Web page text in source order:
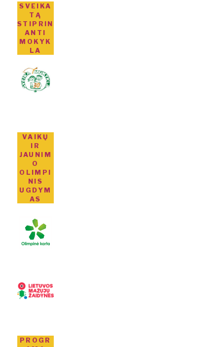
SVEIKA
TĄ
STIPRIN
ANTI
MOKYK
LA
VAIKŲ
IR
JAUNIM
O
OLIMPI
NIS
UGDYM
AS
PROGR